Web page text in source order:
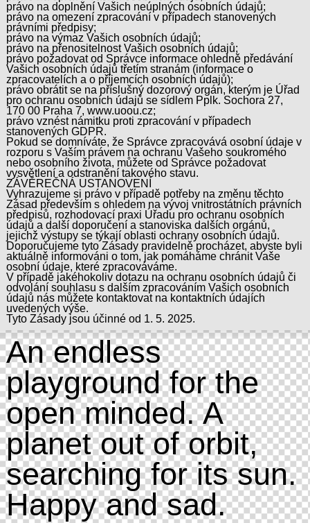
právo na doplnění Vašich neúplných osobních údajů;
právo na omezení zpracování v případech stanovených
právními předpisy;
právo na výmaz Vašich osobních údajů;
právo na přenositelnost Vašich osobních údajů;
právo požadovat od Správce informace ohledně předávání
Vašich osobních údajů třetím stranám (informace o
zpracovatelích a o příjemcích osobních údajů);
právo obrátit se na příslušný dozorový orgán, kterým je Úřad
pro ochranu osobních údajů se sídlem Pplk. Sochora 27,
170 00 Praha 7, www.uoou.cz;
právo vznést námitku proti zpracování v případech
stanovených GDPR.
Pokud se domníváte, že Správce zpracovává osobní údaje v
rozporu s Vaším právem na ochranu Vašeho soukromého
nebo osobního života, můžete od Správce požadovat
vysvětlení a odstranění takového stavu.
ZÁVĚREČNÁ USTANOVENÍ
Vyhrazujeme si právo v případě potřeby na změnu těchto
Zásad především s ohledem na vývoj vnitrostátních právních
předpisů, rozhodovací praxi Úřadu pro ochranu osobních
údajů a další doporučení a stanoviska dalších orgánů,
jejichž výstupy se týkají oblasti ochrany osobních údajů.
Doporučujeme tyto Zásady pravidelně procházet, abyste byli
aktuálně informováni o tom, jak pomáháme chránit Vaše
osobní údaje, které zpracováváme.
V případě jakéhokoliv dotazu na ochranu osobních údajů či
odvolání souhlasu s dalším zpracováním Vašich osobních
údajů nás můžete kontaktovat na kontaktních údajích
uvedených výše.
Tyto Zásady jsou účinné od 1. 5. 2025.
An endless
playground for the
open minded. A
planet out of orbit,
searching for its sun.
Happy and sad.